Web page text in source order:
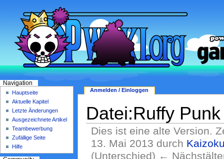
Datei:Ruffy
Dies ist eine alte Version.
13. Mai 2013 durch
(Unterschied) ←
Anmelden / Einloggen
Navigation
Hauptseite
Aktuelle Kapitel
Letzte Änderungen
Ausgezeichnete Artikel
Teambewerbung
Zufällige Seite
Hilfe